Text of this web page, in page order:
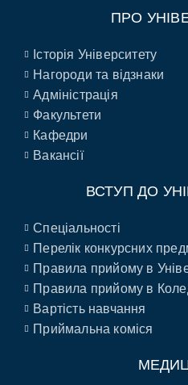
ПРО
Історія Університету
Нагороди та відзнаки
Адміністрація
Факультети
Кафедри
Вакансії
ВСТУП ДО
Спеціальності
Перелік конкурсних
Правила прийому в
Правила прийому в
Вартість навчання
Приймальна коміся